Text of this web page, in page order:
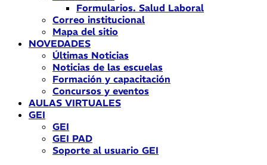
Formularios. Salud Laboral
Correo institucional
Mapa del sitio
NOVEDADES
Últimas Noticias
Noticias de las escuelas
Formación y capacitación
Concursos y eventos
AULAS VIRTUALES
GEI
GEI
GEI PAD
Soporte al usuario GEI